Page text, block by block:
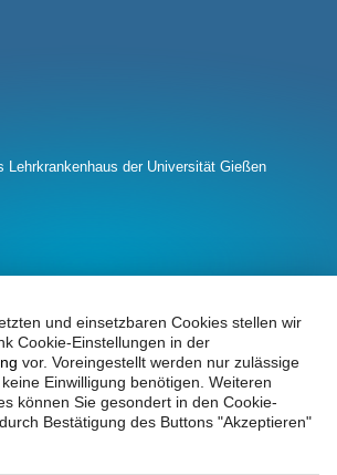
und einsetzbaren Cookies stellen wir
Cookie-Einstellungen in der
vor. Voreingestellt werden nur zulässige
Einwilligung benötigen. Weiteren
können Sie gesondert in den Cookie-
Bestätigung des Buttons "Akzeptieren"
Lehrkrankenhaus der Universität Gießen